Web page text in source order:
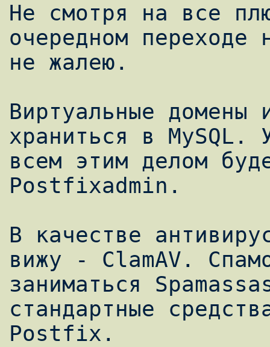
Не смотря на все
очередном
не жалею.
Виртуальные домены
храниться в MySQL.
всем этим делом
Postfixadmin.
В качестве
вижу - ClamAV.
заниматься
стандартные
Postfix.